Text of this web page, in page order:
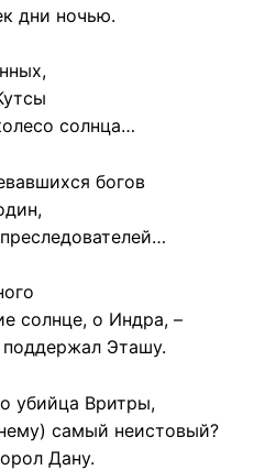
дни ночью.
солнца…
богов
солнце, о Индра, –
Эташу.
убийца Вритры,
самый неистовый?
Дану.